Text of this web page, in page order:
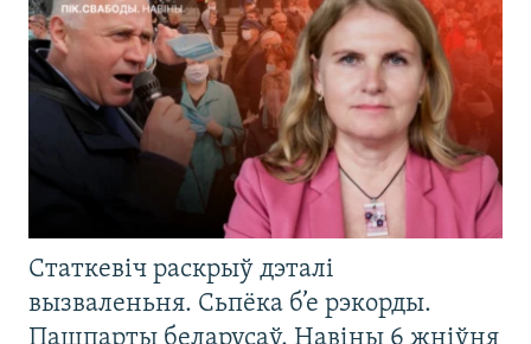
Статкевіч раскрыў дэталі
вызваленьня. Сьпёка б’е рэкорды.
Пашпарты беларусаў. Навіны 6 жніўня